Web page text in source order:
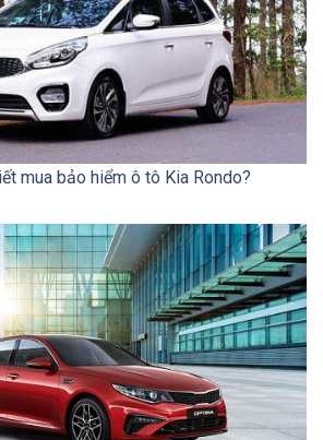
mua bảo hiểm ô tô Kia Rondo?